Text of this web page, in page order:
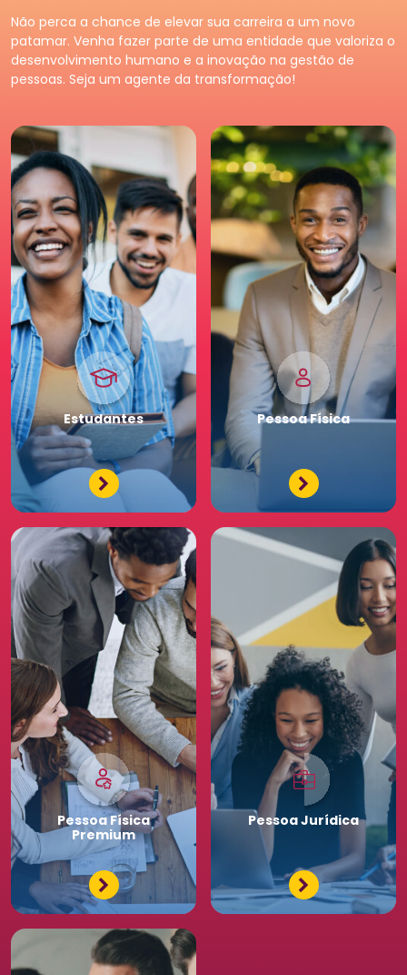
Não perca a chance de elevar sua carreira a um novo
patamar. Venha fazer parte de uma entidade que valoriza o
desenvolvimento humano e a inovação na gestão de
pessoas. Seja um agente da transformação!
Estudantes PessoaFísica
Premium
Tenha acessos exclusivos
e diferenciados da maior
comunidade de Recursos
Humanos. Conheça os
para a sua carreira.
PessoaFísica
Premium
Pessoa
Fortaleça o seu negócio e
faça parte da maior
comunidade de Recursos
Humanos. Conheças os
PessoaJurídica
PessoaJurídica
Premium
Tenha acessos exclusivos
e diferenciados da maior
comunidade de Recursos
Humanos. Conheça os
benefícios diferenciados
para a sua equipe. Saia
na frente para o seu
negócio.